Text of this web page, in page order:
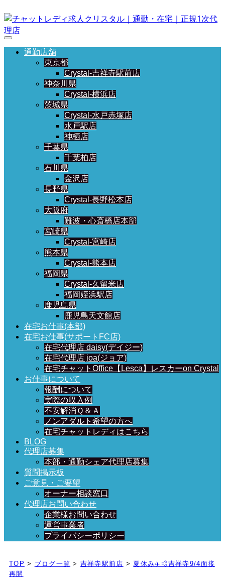
通勤店舗
東京都
Crystal-吉祥寺駅前店
神奈川県
Crystal-横浜店
茨城県
Crystal-水戸赤塚店
水戸駅店
神栖店
千葉県
千葉柏店
石川県
金沢店
長野県
Crystal-長野松本店
大阪府
難波・心斎橋店本部
宮崎県
Crystal-宮崎店
熊本県
Crystal-熊本店
福岡県
Crystal-久留米店
福岡姪浜駅店
鹿児島県
鹿児島天文館店
在宅お仕事(本部)
在宅お仕事(サポートFC店)
在宅代理店 daisy(デイジー)
在宅代理店 joa(ジョア)
在宅チャットOffice【Lesca】レスカーon Crystal
お仕事について
報酬について
実際の収入例
不安解消Ｑ＆Ａ
ノンアダルト希望の方へ
在宅チャットレディはこちら
BLOG
代理店募集
本部・通勤シェア代理店募集
質問掲示板
ご意見・ご要望
オーナー相談窓口
代理店お問い合わせ
企業様お問い合わせ
運営事業者
プライバシーポリシー
TOP > ブログ一覧 > 吉祥寺駅前店 > 夏休み✈️💨吉祥寺9/4面接
再開